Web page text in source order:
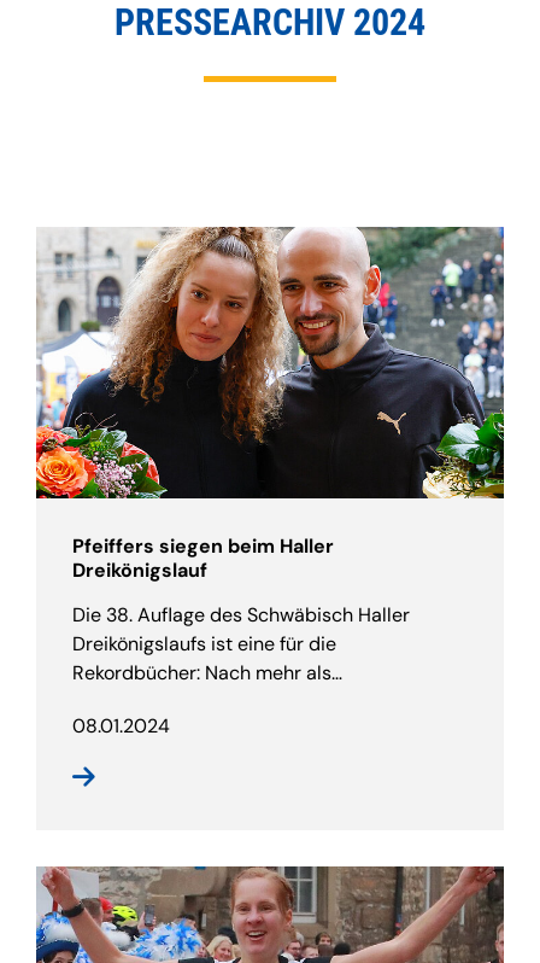
PRESSEARCHIV 2024
Pfeiffers siegen beim Haller
Dreikönigslauf
Die 38. Auflage des Schwäbisch Haller
Dreikönigslaufs ist eine für die
Rekordbücher: Nach mehr als…
08.01.2024